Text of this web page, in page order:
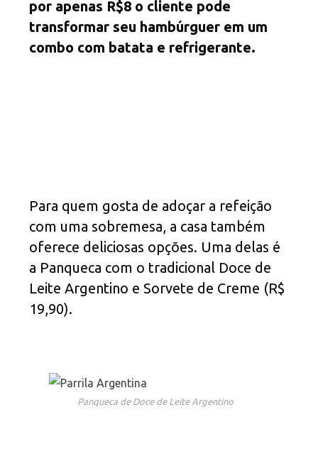
por apenas R$8 o cliente pode
transformar seu hambúrguer em um
combo com batata e refrigerante.
Para quem gosta de adoçar a refeição
com uma sobremesa, a casa também
oferece deliciosas opções. Uma delas é
a Panqueca com o tradicional Doce de
Leite Argentino e Sorvete de Creme (R$
19,90).
Panqueca de Doce de Leite Argentino